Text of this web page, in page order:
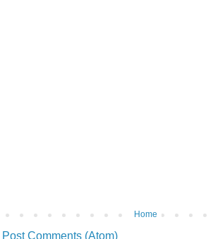
Home
Post Comments (Atom)